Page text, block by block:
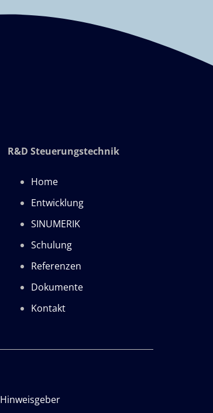
R&D Steuerungstechnik
Home
Entwicklung
SINUMERIK
Schulung
Referenzen
Dokumente
Kontakt
Hinweisgeber